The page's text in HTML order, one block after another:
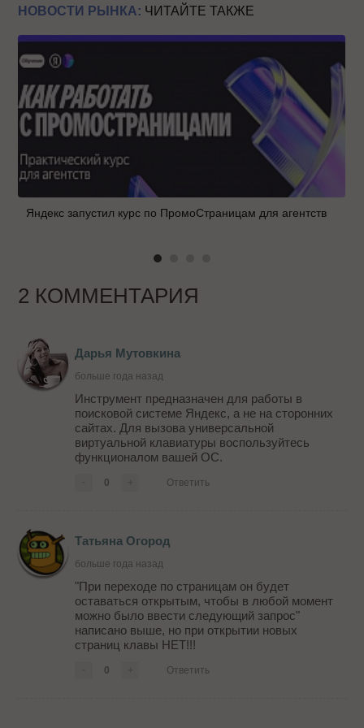
НОВОСТИ РЫНКА: ЧИТАЙТЕ ТАКЖЕ
Яндекс запустил курс по ПромоСтраницам для агентств
2 КОММЕНТАРИЯ
Дарья Мутовкина
больше года назад
Инструмент предназначен для работы в
поисковой системе Яндекс, а не на сторонних
сайтах. Для вызова универсальной
виртуальной клавиатуры воспользуйтесь
функционалом вашей ОС.
0 Ответить
Татьяна Огород
больше года назад
"При переходе по страницам он будет
оставаться открытым, чтобы в любой момент
можно было ввести следующий запрос"
написано выше, но при открытии новых
страниц клавы НЕТ!!!
0 Ответить